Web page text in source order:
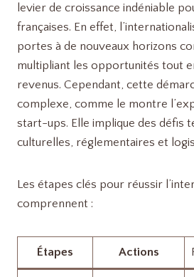
levier de croissance indéniable
françaises. En effet,
portes à de nouveaux horizons
multipliant les opportunités tout
revenus. Cependant, cette
complexe, comme le montre
start-ups. Elle implique des défis
culturelles, réglementaires et
Les étapes clés pour réussir
comprennent :
Étapes Actions